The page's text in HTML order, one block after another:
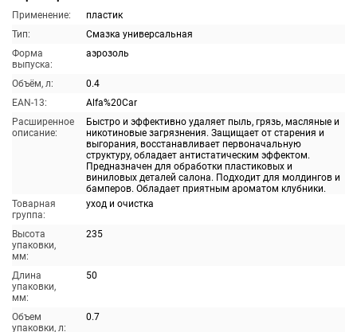
Применение:
пластик
Тип:
Смазка универсальная
Форма
выпуска:
аэрозоль
Объём, л:
0.4
EAN-13:
Alfa%20Car
Расширенное
описание:
Быстро и эффективно удаляет пыль, грязь, масляные и
никотиновые загрязнения. Защищает от старения и
выгорания, восстанавливает первоначальную
структуру, обладает антистатическим эффектом.
Предназначен для обработки пластиковых и
виниловых деталей салона. Подходит для молдингов и
бамперов. Обладает приятным ароматом клубники.
Товарная
группа:
уход и очистка
Высота
упаковки,
мм:
235
Длина
упаковки,
мм:
50
Объем
упаковки, л:
0.7